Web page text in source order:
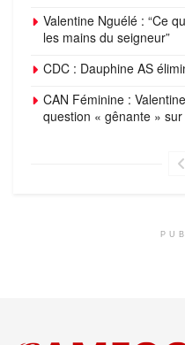
Valentine Nguélé : “Ce
les mains du seigneur”
CDC : Dauphine AS
CAN Féminine :
question « gênante »